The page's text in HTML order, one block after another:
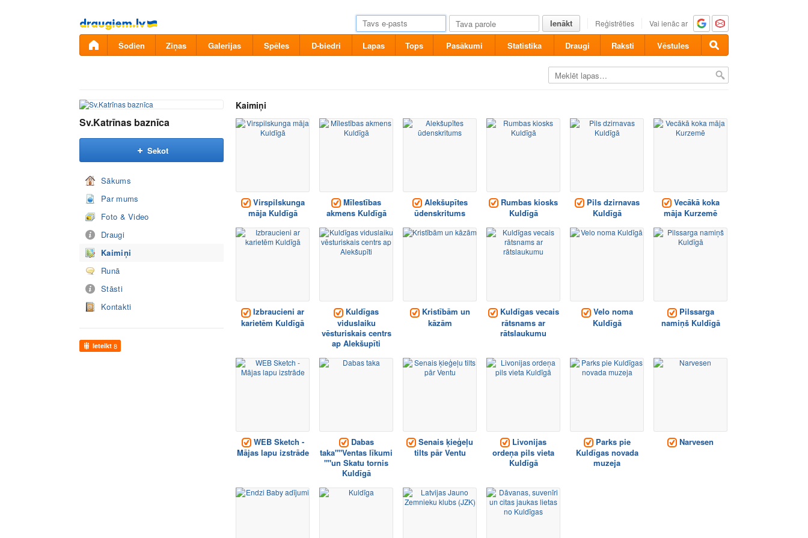
Pāriet
uz
saturu
Ienākt Reģistrēties Vai ienāc ar
Šodien Ziņas Galerijas Spēles D-biedri Lapas Tops Pasākumi Statistika Draugi Raksti Vēstules
Sv.Katrīnas baznīca
Sekot
Sākums
Par mums
Foto & Video
Draugi
Kaimiņi
Runā
Stāsti
Kontakti
Ieteikt 8
Kaimiņi
Virspilskunga
māja Kuldīgā
Mīlestības
akmens Kuldīgā
Alekšupītes
ūdenskritums
Rumbas kiosks
Kuldīgā
Pils dzirnavas
Kuldīgā
Vecākā koka
māja Kurzemē
Izbraucieni ar
karietēm Kuldīgā
Kuldīgas
viduslaiku
vēsturiskais centrs
ap Alekšupīti
Kristībām un
kāzām
Kuldīgas vecais
rātsnams ar
rātslaukumu
Velo noma
Kuldīgā
Pilssarga
namiņš Kuldīgā
WEB Sketch -
Mājas lapu izstrāde
Dabas
taka""Ventas līkumi
""un Skatu tornis
Kuldīgā
Senais ķieģeļu
tilts pār Ventu
Livonijas
ordeņa pils vieta
Kuldīgā
Parks pie
Kuldīgas novada
muzeja
Narvesen